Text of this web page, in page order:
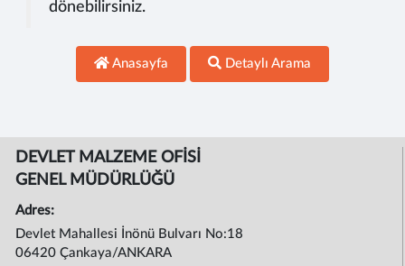
dönebilirsiniz.
Anasayfa Detaylı Arama
DEVLET MALZEME OFİSİ
GENEL MÜDÜRLÜĞÜ
Adres:
Devlet Mahallesi İnönü Bulvarı No:18
06420 Çankaya/ANKARA